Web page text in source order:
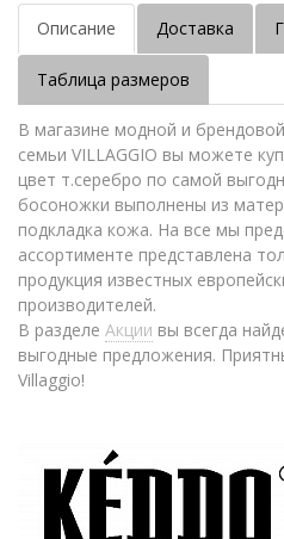
Описание Доставка
Таблица размеров
В магазине модной и
семьи VILLAGGIO вы можете
цвет т.серебро по самой
босоножки выполнены из
подкладка кожа. На все мы
ассортименте представлена
продукция известных
производителей.
В разделе Акции вы всегда
выгодные предложения.
Villaggio!